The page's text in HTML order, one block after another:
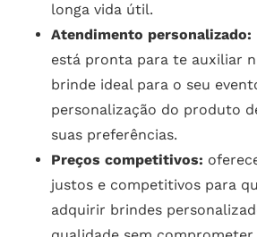
longa vida útil.
Atendimento personalizado:
está pronta para te auxiliar
brinde ideal para o seu
personalização do produto
suas preferências.
Preços competitivos:
justos e competitivos para
adquirir brindes